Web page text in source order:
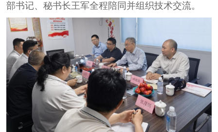
部书记、秘书长王军全程陪同并组织技术交流。